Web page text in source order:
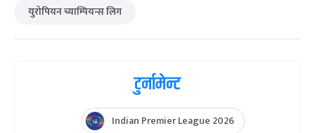
युरोपियन च्याम्पियन्स लिग
टुर्नामेन्ट
Indian Premier League 2026